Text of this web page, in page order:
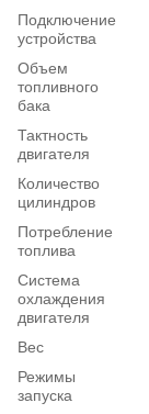
Подключение
устройства
Объем
топливного
бака
Тактность
двигателя
Количество
цилиндров
Потребление
топлива
Система
охлаждения
двигателя
Вес
Режимы
запуска